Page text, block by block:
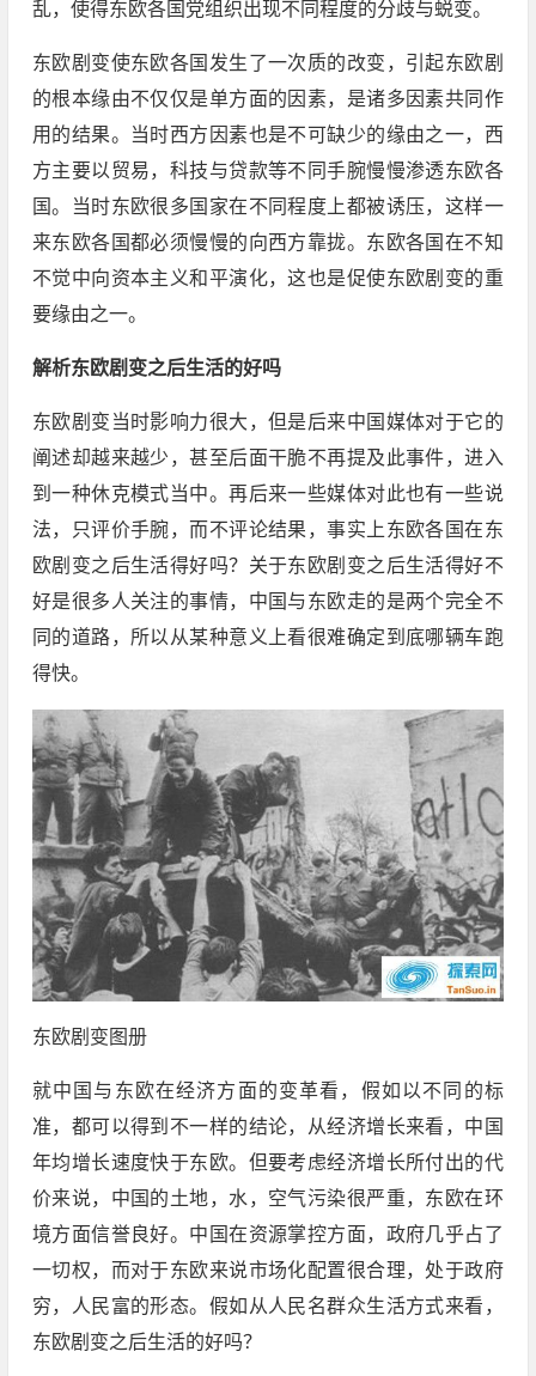
乱，使得东欧各国党组织出现不同程度的分歧与蜕变。
东欧剧变使东欧各国发生了一次质的改变，引起东欧剧
的根本缘由不仅仅是单方面的因素，是诸多因素共同作
用的结果。当时西方因素也是不可缺少的缘由之一，西
方主要以贸易，科技与贷款等不同手腕慢慢渗透东欧各
国。当时东欧很多国家在不同程度上都被诱压，这样一
来东欧各国都必须慢慢的向西方靠拢。东欧各国在不知
不觉中向资本主义和平演化，这也是促使东欧剧变的重
要缘由之一。
解析东欧剧变之后生活的好吗
东欧剧变当时影响力很大，但是后来中国媒体对于它的
阐述却越来越少，甚至后面干脆不再提及此事件，进入
到一种休克模式当中。再后来一些媒体对此也有一些说
法，只评价手腕，而不评论结果，事实上东欧各国在东
欧剧变之后生活得好吗？关于东欧剧变之后生活得好不
好是很多人关注的事情，中国与东欧走的是两个完全不
同的道路，所以从某种意义上看很难确定到底哪辆车跑
得快。
东欧剧变图册
就中国与东欧在经济方面的变革看，假如以不同的标
准，都可以得到不一样的结论，从经济增长来看，中国
年均增长速度快于东欧。但要考虑经济增长所付出的代
价来说，中国的土地，水，空气污染很严重，东欧在环
境方面信誉良好。中国在资源掌控方面，政府几乎占了
一切权，而对于东欧来说市场化配置很合理，处于政府
穷，人民富的形态。假如从人民名群众生活方式来看，
东欧剧变之后生活的好吗？